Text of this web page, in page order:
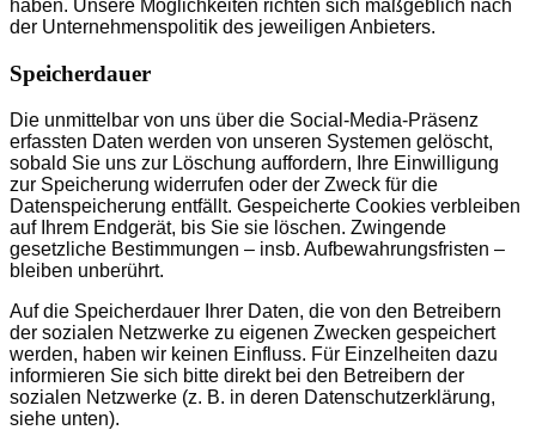
haben. Unsere Möglichkeiten richten sich maßgeblich nach
der Unternehmenspolitik des jeweiligen Anbieters.
Speicherdauer
Die unmittelbar von uns über die Social-Media-Präsenz
erfassten Daten werden von unseren Systemen gelöscht,
sobald Sie uns zur Löschung auffordern, Ihre Einwilligung
zur Speicherung widerrufen oder der Zweck für die
Datenspeicherung entfällt. Gespeicherte Cookies verbleiben
auf Ihrem Endgerät, bis Sie sie löschen. Zwingende
gesetzliche Bestimmungen – insb. Aufbewahrungsfristen –
bleiben unberührt.
Auf die Speicherdauer Ihrer Daten, die von den Betreibern
der sozialen Netzwerke zu eigenen Zwecken gespeichert
werden, haben wir keinen Einfluss. Für Einzelheiten dazu
informieren Sie sich bitte direkt bei den Betreibern der
sozialen Netzwerke (z. B. in deren Datenschutzerklärung,
siehe unten).